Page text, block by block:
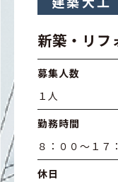
新築・リフ
募集人数
１人
勤務時間
８：００～１７
休日